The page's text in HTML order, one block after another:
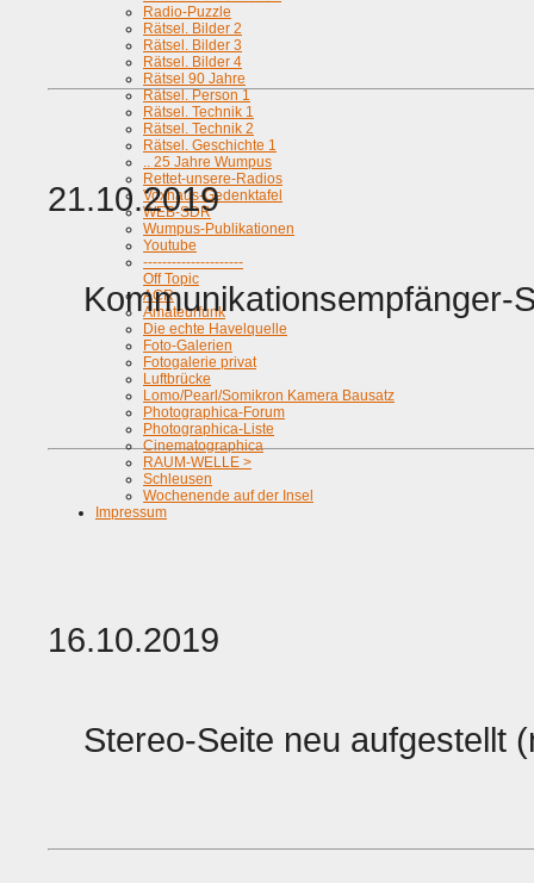
Radio-Puzzle
Rätsel. Bilder 2
Rätsel. Bilder 3
Rätsel. Bilder 4
Rätsel 90 Jahre
Rätsel. Person 1
Rätsel. Technik 1
Rätsel. Technik 2
Rätsel. Geschichte 1
.. 25 Jahre Wumpus
Rettet-unsere-Radios
Voxhaus-Gedenktafel
WEB-SDR
Wumpus-Publikationen
Youtube
---------------------
Off Topic
ACR
Amateurfunk
Die echte Havelquelle
Foto-Galerien
Fotogalerie privat
Luftbrücke
Lomo/Pearl/Somikron Kamera Bausatz
Photographica-Forum
Photographica-Liste
Cinematographica
RAUM-WELLE >
Schleusen
Wochenende auf der Insel
Impressum
21.10.2019
16.10.2019
Stereo-Seite neu aufgestellt